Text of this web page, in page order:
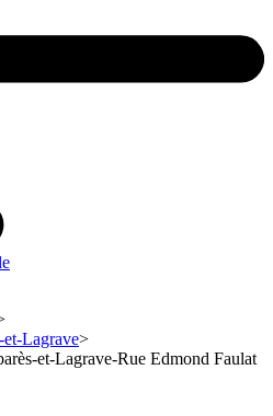
et-Lagrave
et-Lagrave-Rue Edmond Faulat